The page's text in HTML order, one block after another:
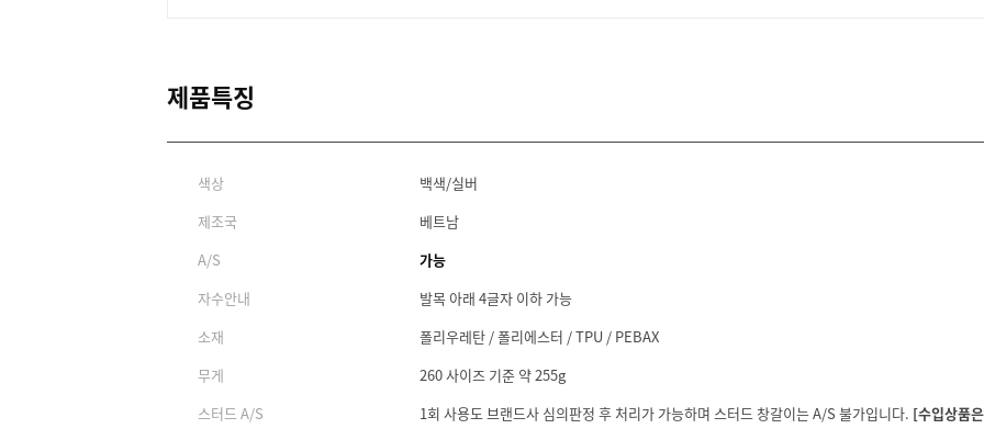
제품특징
색상
백색/실버
제조국
베트남
A/S
가능
자수안내
발목 아래 4글자 이하 가능
소재
폴리우레탄 / 폴리에스터 / TPU / PEBAX
무게
260 사이즈 기준 약 255g
스터드 A/S
1회 사용도 브랜드사 심의판정 후 처리가 가능하며 스터드 창갈이는 A/S 불가입니다. [수입상품